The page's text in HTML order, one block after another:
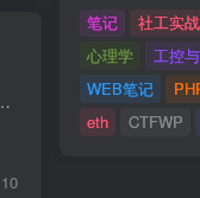
已死亡公司借鉴灵感：https://www.loot-drop.io/
10
笔记 社工实战
心理学
工控
WEB笔记
eth
CTFWP